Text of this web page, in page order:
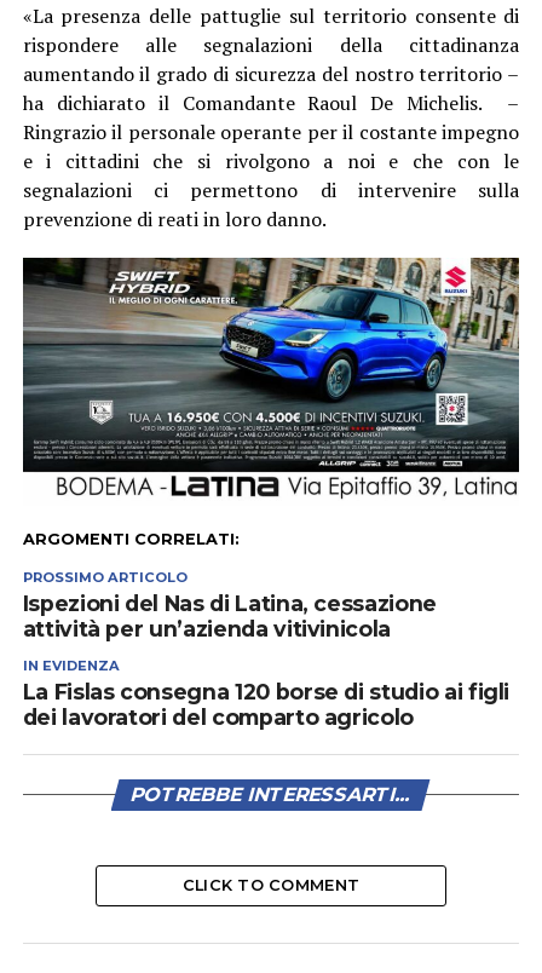
«La presenza delle pattuglie sul territorio consente di
rispondere alle segnalazioni della cittadinanza
aumentando il grado di sicurezza del nostro territorio –
ha dichiarato il Comandante Raoul De Michelis. –
Ringrazio il personale operante per il costante impegno
e i cittadini che si rivolgono a noi e che con le
segnalazioni ci permettono di intervenire sulla
prevenzione di reati in loro danno.
ARGOMENTI CORRELATI:
PROSSIMO ARTICOLO
Ispezioni del Nas di Latina, cessazione
attività per un’azienda vitivinicola
IN EVIDENZA
La Fislas consegna 120 borse di studio ai figli
dei lavoratori del comparto agricolo
POTREBBE INTERESSARTI...
CLICK TO COMMENT